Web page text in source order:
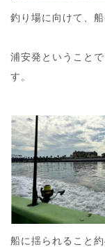
釣り場に向けて、船
浦安発ということ
す。
船に揺られること